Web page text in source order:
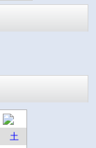
土